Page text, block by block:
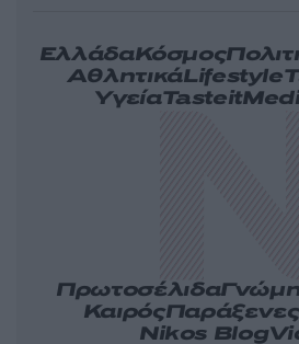
ΕλλάδαΚόσμος
ΑθλητικάLifestyle
ΥγείαTasteit
Πρωτοσέλιδα
ΚαιρόςΠαράξενες
Nikos Blog